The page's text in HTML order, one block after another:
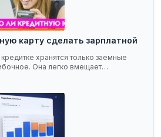
карту сделать зарплатной
хранятся только заемные
Она легко вмещает…